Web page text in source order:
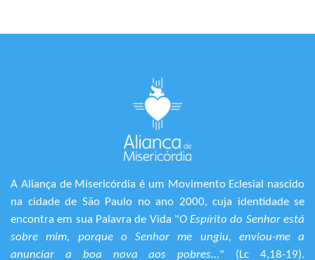
A Aliança de Misericórdia é um Movimento Eclesial nascido
na cidade de São Paulo no ano 2000, cuja identidade se
encontra em sua Palavra de Vida "O Espírito do Senhor está
sobre mim, porque o Senhor me ungiu, enviou-me a
anunciar a boa nova aos pobres..." (Lc 4,18-19).